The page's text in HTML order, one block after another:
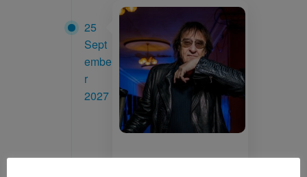
25
Sept
embe
r
2027